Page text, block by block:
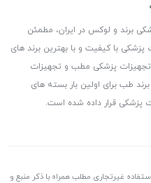
برند و لوکس در ایران، مطمئن
با کیفیت و با بهترین برند های
تجهیزات پزشکی مطب و تجهیزات
طب برای اولین بار بسته های
پزشکی قرار داده شده است.
غیرتجاری مطلب همراه با ذکر منبع و